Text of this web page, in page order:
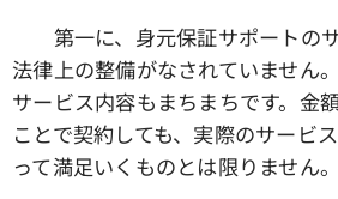
第一に、身元保証サポートのサ
法律上の整備がなされていません
サービス内容もまちまちです。金
ことで契約しても、実際のサービ
って満足いくものとは限りません。